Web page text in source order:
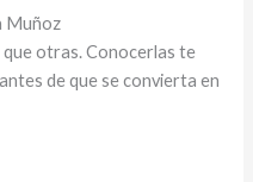
Muñoz
que otras. Conocerlas te
de que se convierta en